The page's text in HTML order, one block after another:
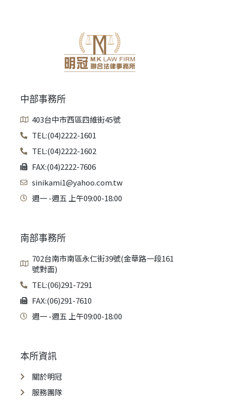
中部事務所
403台中市西區四維街45號
TEL:(04)2222-1601
TEL:(04)2222-1602
FAX:(04)2222-7606
sinikami1@yahoo.com.tw
週一 -週五 上午09:00-18:00
南部事務所
702台南市南區永仁街39號(金華路一段161
號對面)
TEL:(06)291-7291
FAX:(06)291-7610
週一 -週五 上午09:00-18:00
本所資訊
關於明冠
服務團隊